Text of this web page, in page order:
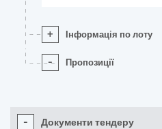
+ Інформація по лоту
- Пропозиції
- Документи тендеру